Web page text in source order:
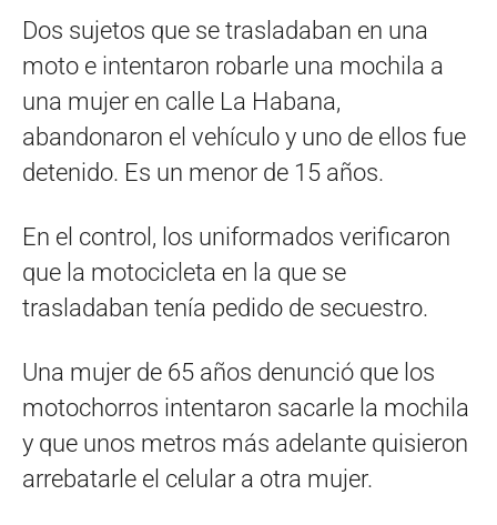
Dos sujetos que se trasladaban en una
moto e intentaron robarle una mochila a
una mujer en calle La Habana,
abandonaron el vehículo y uno de ellos fue
detenido. Es un menor de 15 años.
En el control, los uniformados verificaron
que la motocicleta en la que se
trasladaban tenía pedido de secuestro.
Una mujer de 65 años denunció que los
motochorros intentaron sacarle la mochila
y que unos metros más adelante quisieron
arrebatarle el celular a otra mujer.